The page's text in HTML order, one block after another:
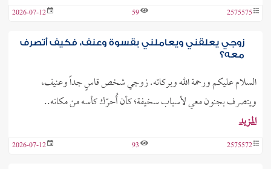
2575575
59
2026-07-12
زوجي يعلقني ويعاملني بقسوة وعنف، فكيف أتصرف
معه؟
السلام عليكم ورحمة الله وبركاته. زوجي شخص قاسٍ جداً وعنيف،
ويتصرف بجنون معي لأسباب سخيفة؛ كأن أُحرّك كأسه من مكانه..
المزيد
2575572
93
2026-07-12